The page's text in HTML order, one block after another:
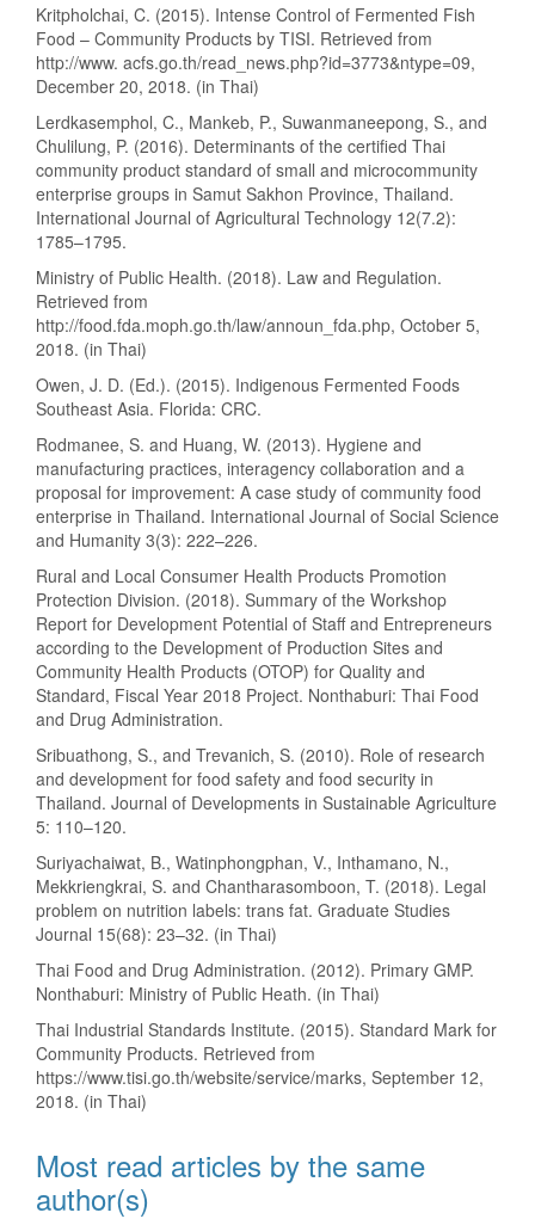
Kritpholchai, C. (2015). Intense Control of Fermented Fish
Food – Community Products by TISI. Retrieved from
http://www. acfs.go.th/read_news.php?id=3773&ntype=09,
December 20, 2018. (in Thai)
Lerdkasemphol, C., Mankeb, P., Suwanmaneepong, S., and
Chulilung, P. (2016). Determinants of the certified Thai
community product standard of small and microcommunity
enterprise groups in Samut Sakhon Province, Thailand.
International Journal of Agricultural Technology 12(7.2):
1785–1795.
Ministry of Public Health. (2018). Law and Regulation.
Retrieved from
http://food.fda.moph.go.th/law/announ_fda.php, October 5,
2018. (in Thai)
Owen, J. D. (Ed.). (2015). Indigenous Fermented Foods
Southeast Asia. Florida: CRC.
Rodmanee, S. and Huang, W. (2013). Hygiene and
manufacturing practices, interagency collaboration and a
proposal for improvement: A case study of community food
enterprise in Thailand. International Journal of Social Science
and Humanity 3(3): 222–226.
Rural and Local Consumer Health Products Promotion
Protection Division. (2018). Summary of the Workshop
Report for Development Potential of Staff and Entrepreneurs
according to the Development of Production Sites and
Community Health Products (OTOP) for Quality and
Standard, Fiscal Year 2018 Project. Nonthaburi: Thai Food
and Drug Administration.
Sribuathong, S., and Trevanich, S. (2010). Role of research
and development for food safety and food security in
Thailand. Journal of Developments in Sustainable Agriculture
5: 110–120.
Suriyachaiwat, B., Watinphongphan, V., Inthamano, N.,
Mekkriengkrai, S. and Chantharasomboon, T. (2018). Legal
problem on nutrition labels: trans fat. Graduate Studies
Journal 15(68): 23–32. (in Thai)
Thai Food and Drug Administration. (2012). Primary GMP.
Nonthaburi: Ministry of Public Heath. (in Thai)
Thai Industrial Standards Institute. (2015). Standard Mark for
Community Products. Retrieved from
https://www.tisi.go.th/website/service/marks, September 12,
2018. (in Thai)
Most read articles by the same
author(s)